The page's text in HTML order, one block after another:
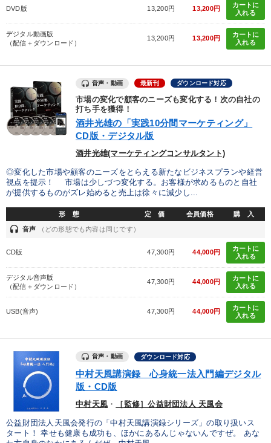
DVD版 13,200円 13,200円
カートに
入れる
デジタル動画版
（配信＋ダウンロード）
13,200円 13,200円
カートに
入れる
音声・動画 最新刊 ダウンロード対応
市場の変化で顧客のニーズも変化する！次の自社の
打ち手を獲得！
酒井光雄の「実践10分間マーケティング」
CD版・デジタル版
酒井光雄(マーケティングコンサルタント)
◎変化した市場や顧客のニーズをとらえる新たなビジネスプランや経営
視点を提示！ 市場は少しづつ変化する。お客様が求めるものと自社
が提供するものがズレ始めると売上は徐々に減少し...
形 態 定 価 会員価格 購 入
headset 音声 （どの形態でも内容は同じです）
CD版 47,300円 44,000円
カートに
入れる
デジタル音声版
（配信＋ダウンロード）
47,300円 44,000円
カートに
入れる
USB(音声) 47,300円 44,000円
カートに
入れる
音声・動画 ダウンロード対応
中村天風講演録 心身統一法入門編デジタル
版・CD版
中村天風 ・ ［監修］公益財団法人 天風会
公益財団法人天風会発行の「中村天風講演録シリーズ」の取り扱いス
タート！ 幸せも健康も成功も、ほかにあるんじゃないんですぜ。 あな